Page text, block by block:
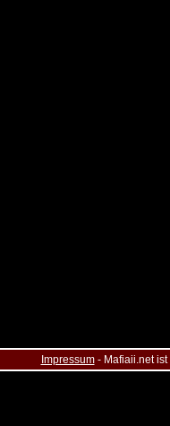
Impressum- Mafiaii.net ist